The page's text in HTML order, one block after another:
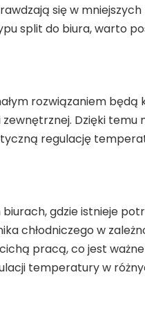
się w
split do biura, warto
rozwiązaniem
Dzięki
regulację
gdzie istnieje
chłodniczego w
pracą, co jest
temperatury w